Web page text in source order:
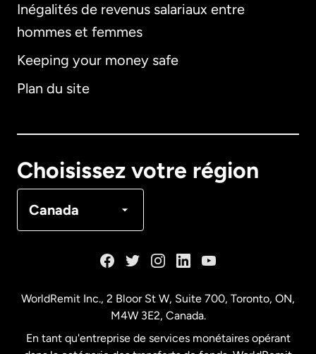
Inégalités de revenus salariaux entre
hommes et femmes
Keeping your money safe
Plan du site
Choisissez votre région
Canada
Allemagne
Français
WorldRemit Inc., 2 Bloor St W, Suite 700, Toronto, ON,
M4W 3E2, Canada.
En tant qu'entreprise de services monétaires opérant